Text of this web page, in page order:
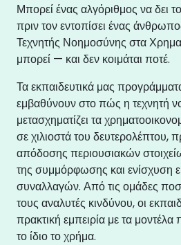
Μπορεί ένας αλγόριθμος να δει
πριν τον εντοπίσει ένας
Τεχνητής Νοημοσύνης στα
μπορεί — και δεν κοιμάται ποτέ.
Τα εκπαιδευτικά μας
εμβαθύνουν στο πώς η τεχνητή
μετασχηματίζει τα
σε χιλιοστά του δευτερολέπτου,
απόδοσης περιουσιακών
της συμμόρφωσης και
συναλλαγών. Από τις ομάδες
τους αναλυτές κινδύνου, οι
πρακτική εμπειρία με τα
το ίδιο το χρήμα.